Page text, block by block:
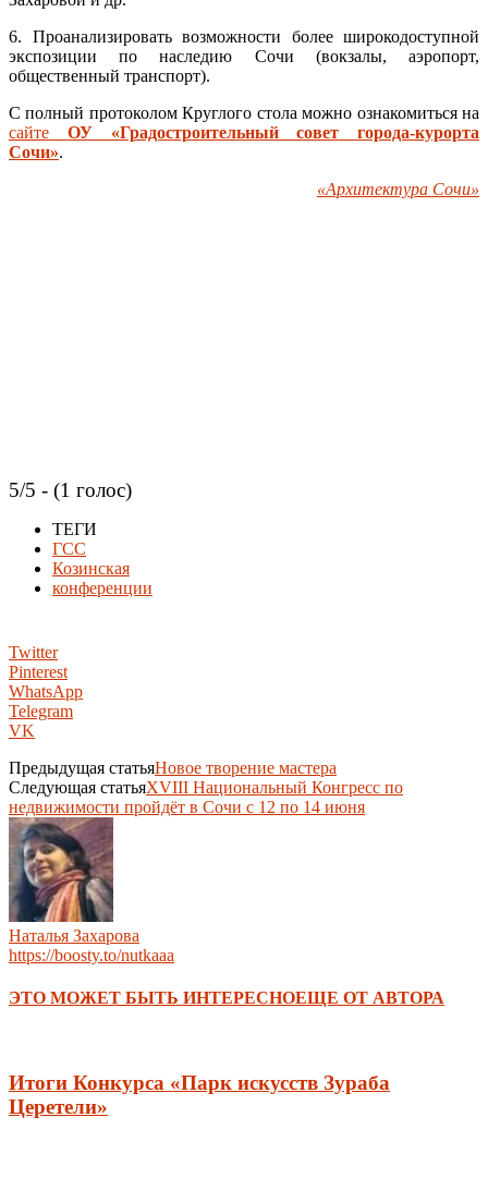
6. Проанализировать возможности более широкодоступной
экспозиции по наследию Сочи (вокзалы, аэропорт,
общественный транспорт).
С полный протоколом Круглого стола можно ознакомиться на
сайте ОУ «Градостроительный совет города-курорта
Сочи».
«Архитектура Сочи»
5/5 - (1 голос)
ТЕГИ
ГСС
Козинская
конференции
Twitter
Pinterest
WhatsApp
Telegram
VK
Предыдущая статьяНовое творение мастера
Следующая статьяXVIII Национальный Конгресс по
недвижимости пройдёт в Сочи с 12 по 14 июня
Наталья Захарова
https://boosty.to/nutkaaa
ЭТО МОЖЕТ БЫТЬ ИНТЕРЕСНОЕЩЕ ОТ АВТОРА
Итоги Конкурса «Парк искусств Зураба
Церетели»